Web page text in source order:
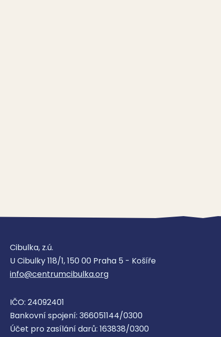
Cibulka, z.ú.
U Cibulky 118/1, 150 00 Praha 5 - Košíře
info@centrumcibulka.org
IČO: 24092401
Bankovní spojení: 366051144/0300
Účet pro zasílání darů: 163838/0300